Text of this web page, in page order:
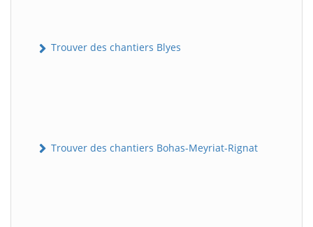
Trouver des chantiers Blyes
Trouver des chantiers Bohas-Meyriat-Rignat